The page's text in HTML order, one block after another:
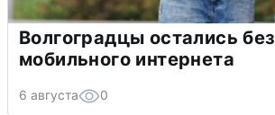
Волгоградцы остались без
мобильного интернета
6 августа 0